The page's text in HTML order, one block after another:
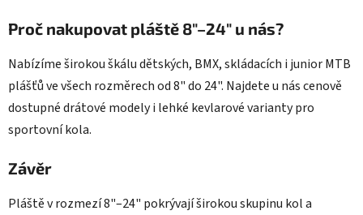
Proč nakupovat pláště 8"–24" u nás?
Nabízíme širokou škálu dětských, BMX, skládacích i junior MTB
plášťů ve všech rozměrech od 8" do 24". Najdete u nás cenově
dostupné drátové modely i lehké kevlarové varianty pro
sportovní kola.
Závěr
Pláště v rozmezí 8"–24" pokrývají širokou skupinu kol a